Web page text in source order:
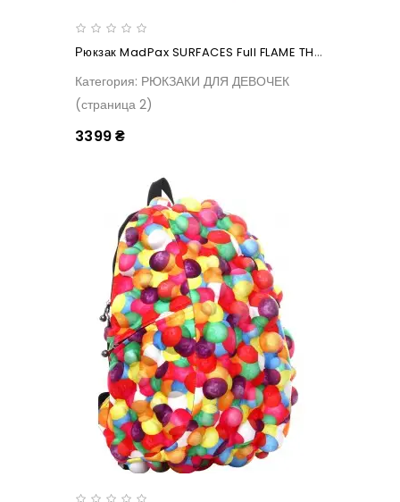
Рюкзак MadPax SURFACES Full FLAME THROWER
Категория: РЮКЗАКИ ДЛЯ ДЕВОЧЕК
(страница 2)
3399 ₴